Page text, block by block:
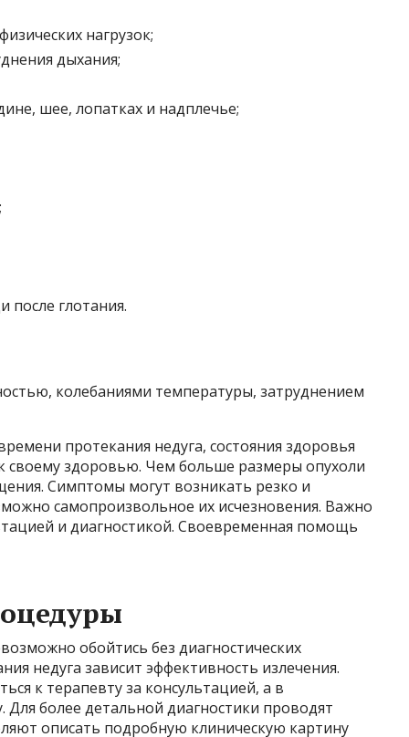
нагрузок;
дыхания;
шее, лопатках и надплечье;
глотания.
колебаниями температуры, затруднением
протекания недуга, состояния здоровья
своему здоровью. Чем больше размеры опухоли
Симптомы могут возникать резко и
самопроизвольное их исчезновения. Важно
и диагностикой. Своевременная помощь
обойтись без диагностических
недуга зависит эффективность излечения.
к терапевту за консультацией, а в
более детальной диагностики проводят
описать подробную клиническую картину